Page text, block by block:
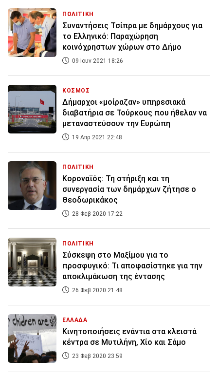
ΠΟΛΙΤΙΚΗ
Συναντήσεις Τσίπρα με δημάρχους για
το Ελληνικό: Παραχώρηση
κοινόχρηστων χώρων στο Δήμο
09 Ιουν 2021 18:26
ΚΟΣΜΟΣ
Δήμαρχοι «μοίραζαν» υπηρεσιακά
διαβατήρια σε Τούρκους που ήθελαν να
μεταναστεύσουν την Ευρώπη
19 Απρ 2021 22:48
ΠΟΛΙΤΙΚΗ
Κοροναϊός: Τη στήριξη και τη
συνεργασία των δημάρχων ζήτησε ο
Θεοδωρικάκος
28 Φεβ 2020 17:22
ΠΟΛΙΤΙΚΗ
Σύσκεψη στο Μαξίμου για το
προσφυγικό: Τι αποφασίστηκε για την
αποκλιμάκωση της έντασης
26 Φεβ 2020 21:48
ΕΛΛΑΔΑ
Κινητοποιήσεις ενάντια στα κλειστά
κέντρα σε Μυτιλήνη, Χίο και Σάμο
23 Φεβ 2020 23:59